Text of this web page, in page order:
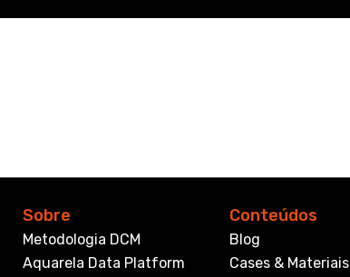
Sobre
Metodologia DCM
Aquarela Data Platform
Conteúdos
Blog
Cases & Materiais